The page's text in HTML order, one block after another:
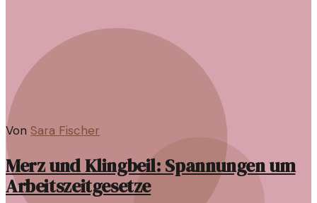
Von Sara Fischer
Merz und Klingbeil: Spannungen um
Arbeitszeitgesetze